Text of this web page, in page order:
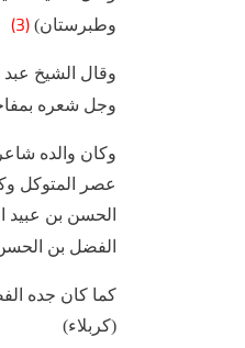
وطبرستان) (3)
وقال الشيخ عبد
وجل شعره
وكان والده
عصر المتوكل
الحسن بن عبيد
الفضل بن
كما كان جده
(كربلاء)